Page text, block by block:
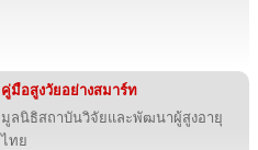
คู่มือสูงวัยอย่างสมาร์ท
มูลนิธิสถาบันวิจัยและพัฒนาผู้สูงอายุ
ไทย